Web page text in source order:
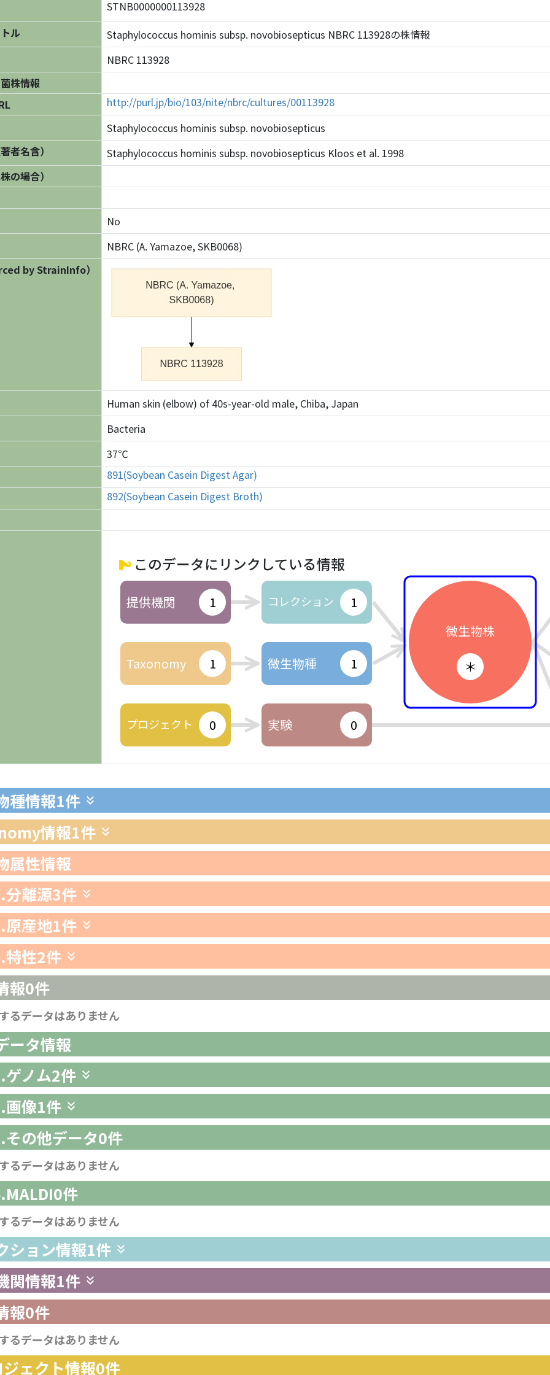
STNB0000000113928
ル
Staphylococcus hominis subsp. novobiosepticus NBRC 113928の株情報
NBRC 113928
株情報
http://purl.jp/bio/103/nite/nbrc/cultures/00113928
Staphylococcus hominis subsp. novobiosepticus
者名含）
Staphylococcus hominis subsp. novobiosepticus Kloos et al. 1998
の場合）
No
NBRC (A. Yamazoe, SKB0068)
by StrainInfo）
Human skin (elbow) of 40s-year-old male, Chiba, Japan
Bacteria
37℃
891(Soybean Casein Digest Agar)
892(Soybean Casein Digest Broth)
このデータにリンクしている情報
提供機関 1
Taxonomy 1
プロジェクト 0
コレクション 1
微生物種 1
実験 0
微生物株
＊
種情報1件
情報1件
属性情報
離源3件
産地1件
性2件
報0件
るデータはありません
ータ情報
ノム2件
像1件
の他データ0件
るデータはありません
0件
るデータはありません
ション情報1件
関情報1件
報0件
るデータはありません
ェクト情報0件